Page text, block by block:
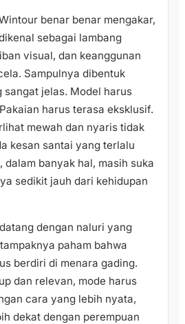
benar benar mengakar,
sebagai lambang
visual, dan keanggunan
Sampulnya dibentuk
sangat jelas. Model harus
harus terasa eksklusif.
mewah dan nyaris tidak
kesan santai yang terlalu
dalam banyak hal, masih suka
sedikit jauh dari kehidupan
dengan naluri yang
paham bahwa
berdiri di menara gading.
dan relevan, mode harus
cara yang lebih nyata,
dekat dengan perempuan